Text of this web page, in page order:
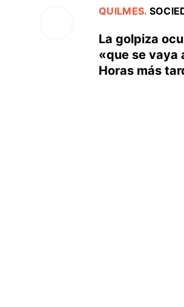
QUILMES.
La golpiza
«que se vaya
Horas más